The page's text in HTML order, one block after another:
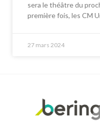
sera le théâtre du
première fois, les CM
27 mars 2024